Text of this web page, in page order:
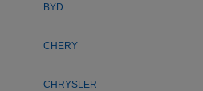
BYD
CHERY
CHRYSLER